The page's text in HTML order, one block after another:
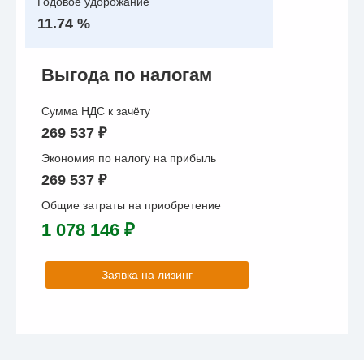
11.74 %
Выгода по налогам
Сумма НДС к зачёту
269 537 ₽
Экономия по налогу на прибыль
269 537 ₽
Общие затраты на приобретение
1 078 146 ₽
Заявка на лизинг